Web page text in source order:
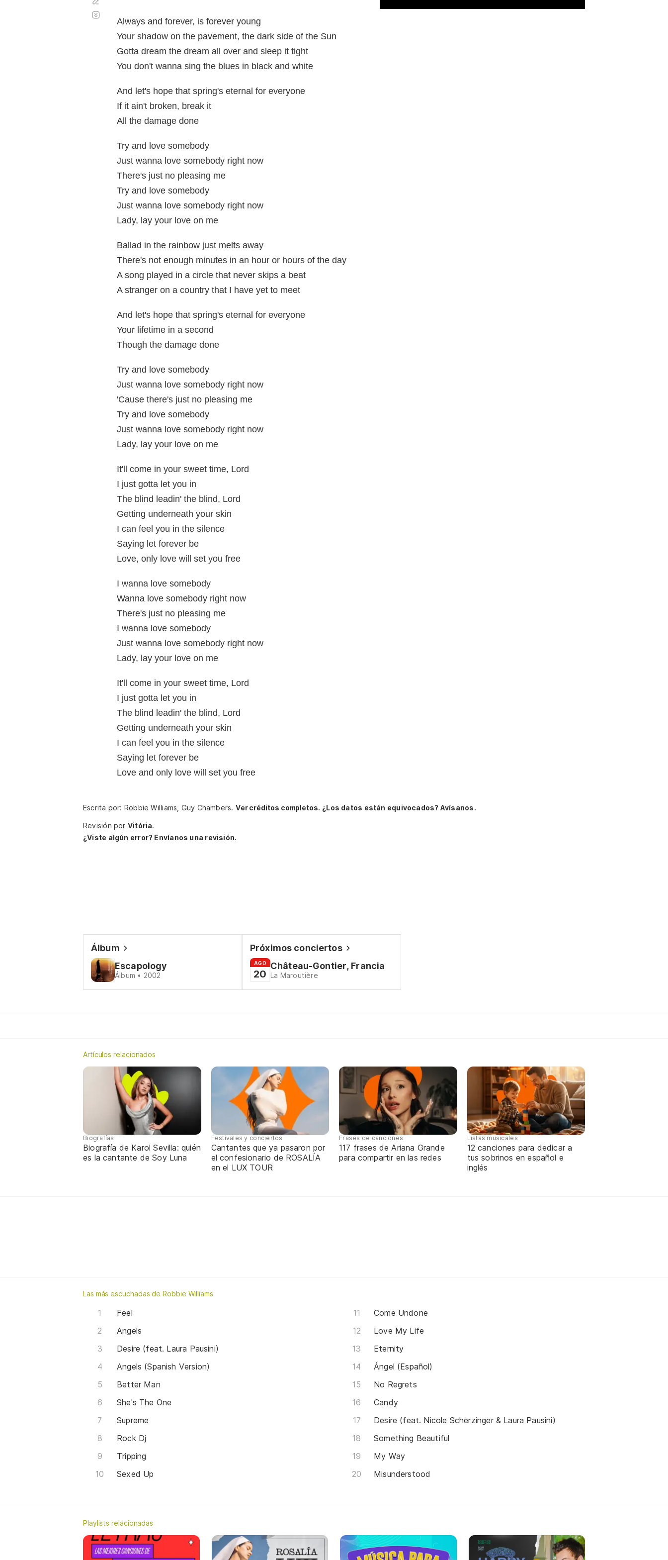
Always and forever, is forever young
Your shadow on the pavement, the dark side of the Sun
Gotta dream the dream all over and sleep it tight
You don't wanna sing the blues in black and white
And let's hope that spring's eternal for everyone
If it ain't broken, break it
All the damage done
Try and love somebody
Just wanna love somebody right now
There's just no pleasing me
Try and love somebody
Just wanna love somebody right now
Lady, lay your love on me
Ballad in the rainbow just melts away
There's not enough minutes in an hour or hours of the day
A song played in a circle that never skips a beat
A stranger on a country that I have yet to meet
And let's hope that spring's eternal for everyone
Your lifetime in a second
Though the damage done
Try and love somebody
Just wanna love somebody right now
'Cause there's just no pleasing me
Try and love somebody
Just wanna love somebody right now
Lady, lay your love on me
It'll come in your sweet time, Lord
I just gotta let you in
The blind leadin' the blind, Lord
Getting underneath your skin
I can feel you in the silence
Saying let forever be
Love, only love will set you free
I wanna love somebody
Wanna love somebody right now
There's just no pleasing me
I wanna love somebody
Just wanna love somebody right now
Lady, lay your love on me
It'll come in your sweet time, Lord
I just gotta let you in
The blind leadin' the blind, Lord
Getting underneath your skin
I can feel you in the silence
Saying let forever be
Love and only love will set you free
automático
Escrita por: Robbie Williams, Guy Chambers. Ver créditos completos. ¿Los datos están equivocados? Avísanos.
Revisión por Vitória.
¿Viste algún error? Envíanos una revisión.
Álbum
Escapology
Álbum • 2002
Próximos conciertos
AGO
20
Château-Gontier, Francia
La Maroutière
Artículos relacionados
Biografías
Biografía de Karol Sevilla: quién
es la cantante de Soy Luna
Festivales y conciertos
Cantantes que ya pasaron por
el confesionario de ROSALÍA
en el LUX TOUR
Frases de canciones
117 frases de Ariana Grande
para compartir en las redes
Listas musicales
12 canciones para dedicar a
tus sobrinos en español e
inglés
Las más escuchadas de Robbie Williams
Feel
Angels
Desire (feat. Laura Pausini)
Angels (Spanish Version)
Better Man
She's The One
Supreme
Rock Dj
Tripping
Sexed Up
Come Undone
Love My Life
Eternity
Ángel (Español)
No Regrets
Candy
Desire (feat. Nicole Scherzinger & Laura Pausini)
Something Beautiful
My Way
Misunderstood
Playlists relacionadas